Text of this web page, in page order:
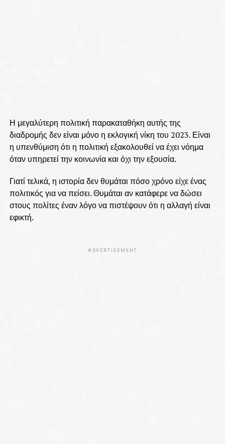
Η μεγαλύτερη πολιτική παρακαταθήκη αυτής της
διαδρομής δεν είναι μόνο η εκλογική νίκη του 2023. Είναι
η υπενθύμιση ότι η πολιτική εξακολουθεί να έχει νόημα
όταν υπηρετεί την κοινωνία και όχι την εξουσία.
Γιατί τελικά, η ιστορία δεν θυμάται πόσο χρόνο είχε ένας
πολιτικός για να πείσει. Θυμάται αν κατάφερε να δώσει
στους πολίτες έναν λόγο να πιστέψουν ότι η αλλαγή είναι
εφικτή.
ADVERTISEMENT